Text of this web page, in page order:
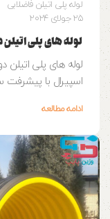
لوله پلی اتیلن فاضلابی
25 جولای 2024
لوله های پلی
لوله های پلی اتیلن
اسپیرال با پیشرفت
ادامه مطالعه